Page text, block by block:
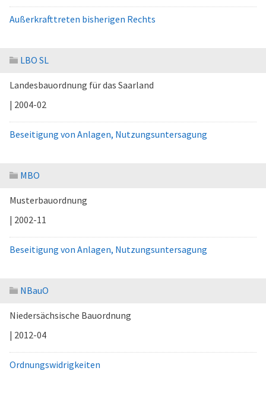
Außerkrafttreten bisherigen Rechts
LBO SL
Landesbauordnung für das Saarland
| 2004-02
Beseitigung von Anlagen, Nutzungsuntersagung
MBO
Musterbauordnung
| 2002-11
Beseitigung von Anlagen, Nutzungsuntersagung
NBauO
Niedersächsische Bauordnung
| 2012-04
Ordnungswidrigkeiten